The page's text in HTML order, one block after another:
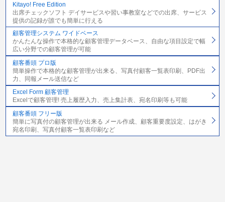
Kitayo! Free Edition
出席チェックソフト デイサービスや習い事教室などでの出席、サービス
提供の記録が誰でも簡単に行える
顧客管理システム ワイドベース
かんたんな操作で本格的な顧客管理データベース、自由な項目設定で幅
広い分野での顧客管理が可能
顧客番頭 プロ版
簡単操作で本格的な顧客管理が出来る、写真付顧客一覧表印刷、PDF出
力、同報メール送信など
Excel Form 顧客管理
Excelで顧客管理! 売上履歴入力、売上集計表、宛名印刷等も可能
顧客番頭 フリー版
簡単に写真付の顧客管理が出来る メール作成、顧客重要度設定、はがき
宛名印刷、写真付顧客一覧表印刷など